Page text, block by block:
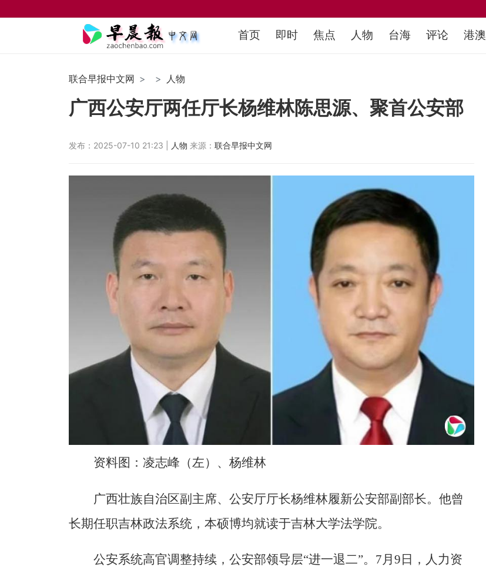
首页 即时 焦点 人物 台海 评论 港澳
联合早报中文网 人物
广西公安厅两任厅长杨维林陈思源、聚首公安部
发布：2025-07-10 21:23 | 人物 来源： 联合早报中文网
资料图：凌志峰（左）、杨维林
广西壮族自治区副主席、公安厅厅长杨维林履新公安部副部长。他曾
长期任职吉林政法系统，本硕博均就读于吉林大学法学院。
公安系统高官调整持续，公安部领导层“进一退二”。7月9日，人力资